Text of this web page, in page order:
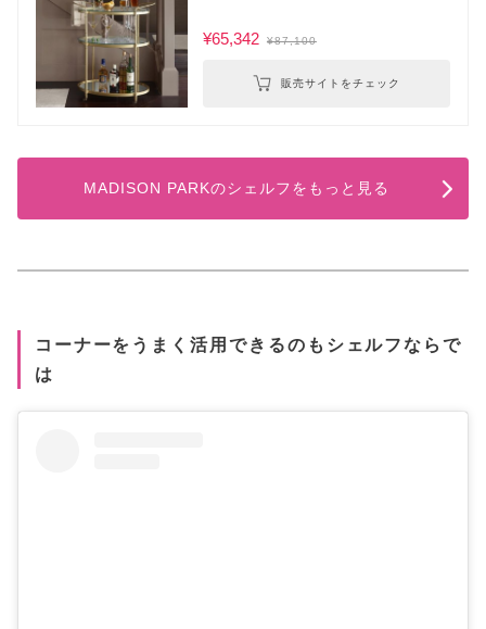
¥65,342 ¥87,100
販売サイトをチェック
MADISON PARKのシェルフをもっと見る
コーナーをうまく活用できるのもシェルフならで
は